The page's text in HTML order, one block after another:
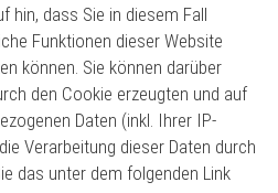
hin, dass Sie in diesem Fall
Funktionen dieser Website
können. Sie können darüber
den Cookie erzeugten und auf
Daten (inkl. Ihrer IP-
Verarbeitung dieser Daten durch
das unter dem folgenden Link